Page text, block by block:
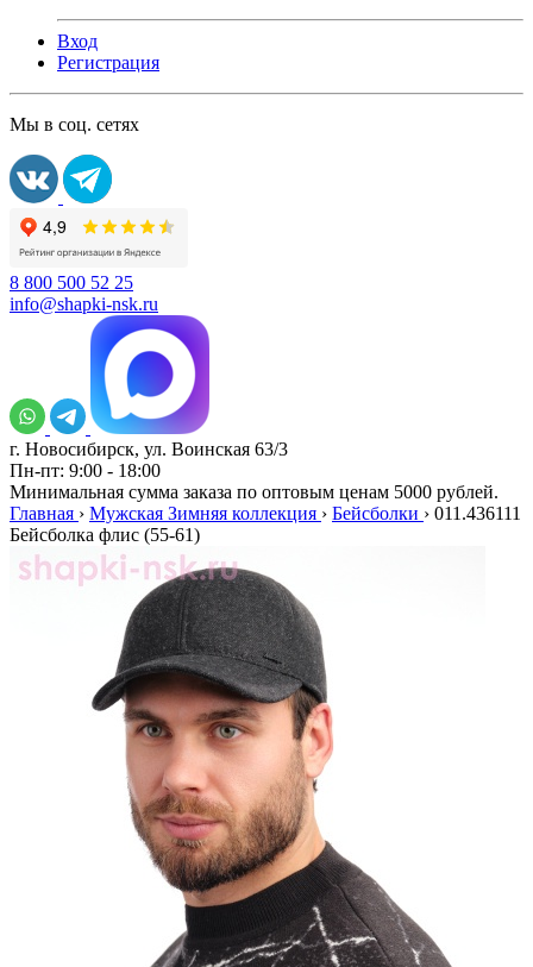
Вход
Регистрация
Мы в соц. сетях
8 800 500 52 25
info@shapki-nsk.ru
г. Новосибирск, ул. Воинская 63/3
Пн-пт: 9:00 - 18:00
Минимальная сумма заказа по оптовым ценам 5000 рублей.
Главная › Мужская Зимняя коллекция › Бейсболки › 011.436111
Бейсболка флис (55-61)